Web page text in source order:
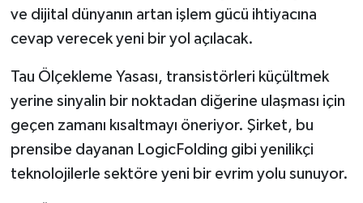
ve dijital dünyanın artan işlem gücü ihtiyacına
cevap verecek yeni bir yol açılacak.
Tau Ölçekleme Yasası, transistörleri küçültmek
yerine sinyalin bir noktadan diğerine ulaşması için
geçen zamanı kısaltmayı öneriyor. Şirket, bu
prensibe dayanan LogicFolding gibi yenilikçi
teknolojilerle sektöre yeni bir evrim yolu sunuyor.